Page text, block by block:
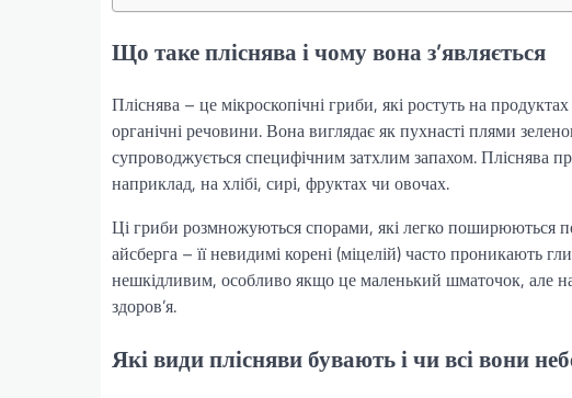
Що таке пліснява і чому вона з’являється
Пліснява – це мікроскопічні гриби, які ростуть на
органічні речовини. Вона виглядає як пухнасті плями
супроводжується специфічним затхлим запахом. Пліснява
наприклад, на хлібі, сирі, фруктах чи овочах.
Ці гриби розмножуються спорами, які легко поширюються
айсберга – її невидимі корені (міцелій) часто проникають
нешкідливим, особливо якщо це маленький шматочок, але
здоров’я.
Які види плісняви бувають і чи всі вони